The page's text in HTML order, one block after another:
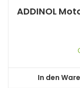
ADDINOL
In den